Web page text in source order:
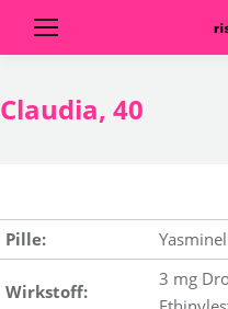
Claudia, 40
Pille:
Wirkstoff:
3 mg